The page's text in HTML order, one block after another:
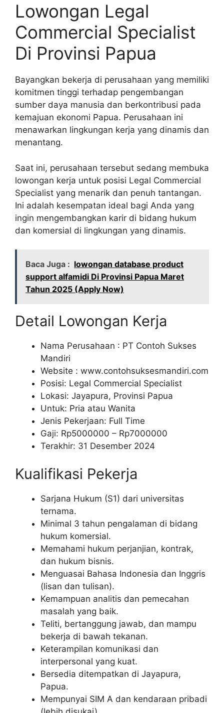
Lowongan Legal
Commercial Specialist
Di Provinsi Papua
Bayangkan bekerja di perusahaan yang memiliki
komitmen tinggi terhadap pengembangan
sumber daya manusia dan berkontribusi pada
kemajuan ekonomi Papua. Perusahaan ini
menawarkan lingkungan kerja yang dinamis dan
menantang.
Saat ini, perusahaan tersebut sedang membuka
lowongan kerja untuk posisi Legal Commercial
Specialist yang menarik dan penuh tantangan.
Ini adalah kesempatan ideal bagi Anda yang
ingin mengembangkan karir di bidang hukum
dan komersial di lingkungan yang dinamis.
Baca Juga : lowongan database product
support alfamidi Di Provinsi Papua Maret
Tahun 2025 (Apply Now)
Detail Lowongan Kerja
Nama Perusahaan : PT Contoh Sukses
Mandiri
Website : www.contohsuksesmandiri.com
Posisi: Legal Commercial Specialist
Lokasi: Jayapura, Provinsi Papua
Untuk: Pria atau Wanita
Jenis Pekerjaan: Full Time
Gaji: Rp5000000 – Rp7000000
Terakhir: 31 Desember 2024
Kualifikasi Pekerja
Sarjana Hukum (S1) dari universitas
ternama.
Minimal 3 tahun pengalaman di bidang
hukum komersial.
Memahami hukum perjanjian, kontrak,
dan hukum bisnis.
Menguasai Bahasa Indonesia dan Inggris
(lisan dan tulisan).
Kemampuan analitis dan pemecahan
masalah yang baik.
Teliti, bertanggung jawab, dan mampu
bekerja di bawah tekanan.
Keterampilan komunikasi dan
interpersonal yang kuat.
Bersedia ditempatkan di Jayapura,
Papua.
Mempunyai SIM A dan kendaraan pribadi